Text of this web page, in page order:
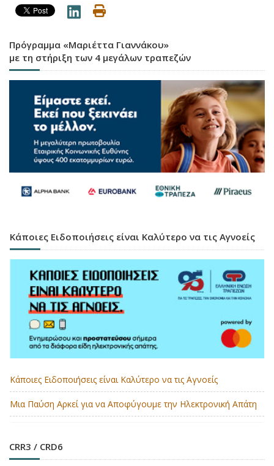
Πρόγραμμα «Μαριέττα Γιαννάκου»
με τη στήριξη των 4 μεγάλων τραπεζών
Κάποιες Ειδοποιήσεις είναι Καλύτερο να τις Αγνοείς
Κάποιες Ειδοποιήσεις είναι Καλύτερο να τις Αγνοείς
Μια Παύση Αρκεί για να Αποφύγουμε την Ηλεκτρονική Απάτη
CRR3 / CRD6